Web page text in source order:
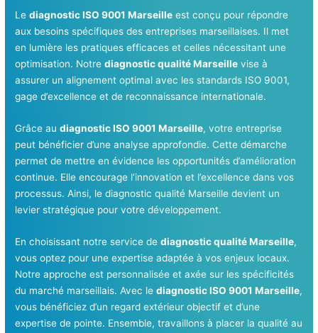
Lediagnostic ISO 9001 Marseille est conçu pour répondre
aux besoins spécifiques des entreprises marseillaises. Il met
en lumière les pratiques efficaces et celles nécessitant une
optimisation. Notrediagnostic qualité Marseille vise à
assurer un alignement optimal avec les standards ISO 9001,
gage d’excellence et de reconnaissance internationale.
Grâce audiagnostic ISO 9001 Marseille, votre entreprise
peut bénéficier d’une analyse approfondie. Cette démarche
permet de mettre en évidence les opportunités d’amélioration
continue. Elle encourage l’innovation et l’excellence dans vos
processus. Ainsi, le diagnostic qualité Marseille devient un
levier stratégique pour votre développement.
En choisissant notre service dediagnostic qualité Marseille,
vous optez pour une expertise adaptée à vos enjeux locaux.
Notre approche est personnalisée et axée sur les spécificités
du marché marseillais. Avec lediagnostic ISO 9001 Marseille,
vous bénéficiez d’un regard extérieur objectif et d’une
expertise de pointe. Ensemble, travaillons à placer la qualité au